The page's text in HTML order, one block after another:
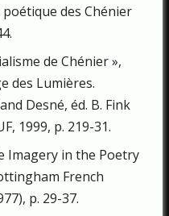
poétique des Chénier
de Chénier »,
des Lumières.
Desné, éd. B. Fink
1999, p. 219-31.
Imagery in the Poetry
French
p. 29-37.